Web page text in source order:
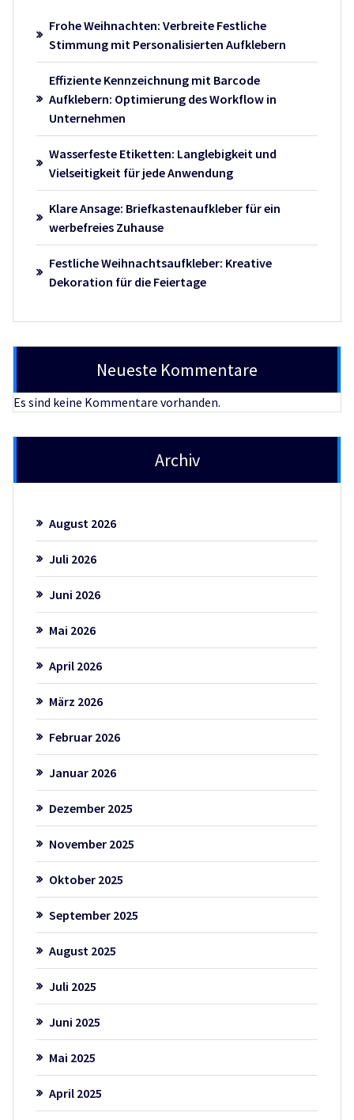
Frohe Weihnachten: Verbreite Festliche
Stimmung mit Personalisierten Aufklebern
Effiziente Kennzeichnung mit Barcode
Aufklebern: Optimierung des Workflow in
Unternehmen
Wasserfeste Etiketten: Langlebigkeit und
Vielseitigkeit für jede Anwendung
Klare Ansage: Briefkastenaufkleber für ein
werbefreies Zuhause
Festliche Weihnachtsaufkleber: Kreative
Dekoration für die Feiertage
Neueste Kommentare
Es sind keine Kommentare vorhanden.
Archiv
August 2026
Juli 2026
Juni 2026
Mai 2026
April 2026
März 2026
Februar 2026
Januar 2026
Dezember 2025
November 2025
Oktober 2025
September 2025
August 2025
Juli 2025
Juni 2025
Mai 2025
April 2025